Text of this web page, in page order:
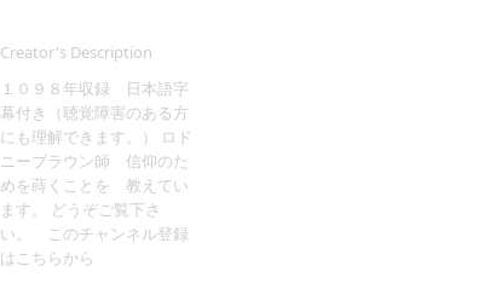
Creator's Description
１０９８年収録 日本語字
幕付き（聴覚障害のある方
にも理解できます。） ロド
ニーブラウン師 信仰のた
めを蒔くことを 教えてい
ます。 どうぞご覧下さ
い。 このチャンネル登録
はこちらから